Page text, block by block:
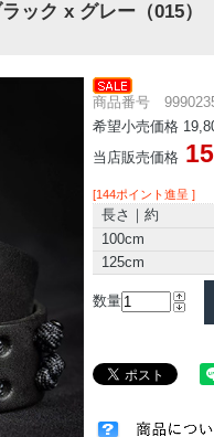
ック x グレー（015）
商品番号
希望小売価格
当店販売価格
[144ポイント進呈 ]
長さ｜約
100cm
125cm
数量